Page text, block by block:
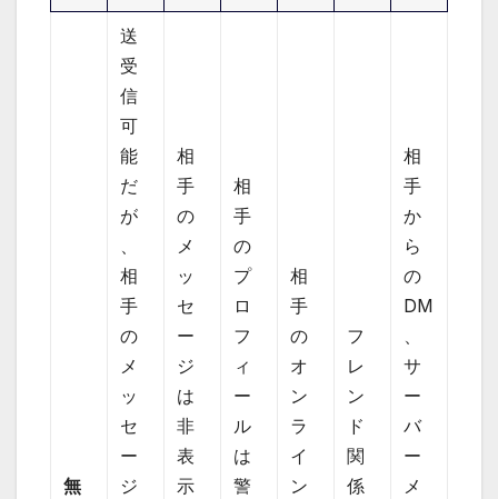
無
送
受
信
可
能
だ
が
、
相
手
の
メ
ッ
セ
ー
ジ
相
手
の
メ
ッ
セ
ー
ジ
は
非
表
示
相
手
の
プ
ロ
フ
ィ
ー
ル
は
警
相
手
の
オ
ン
ラ
イ
ン
フ
レ
ン
ド
関
係
相
手
か
ら
の
DM
、
サ
ー
バ
ー
メ